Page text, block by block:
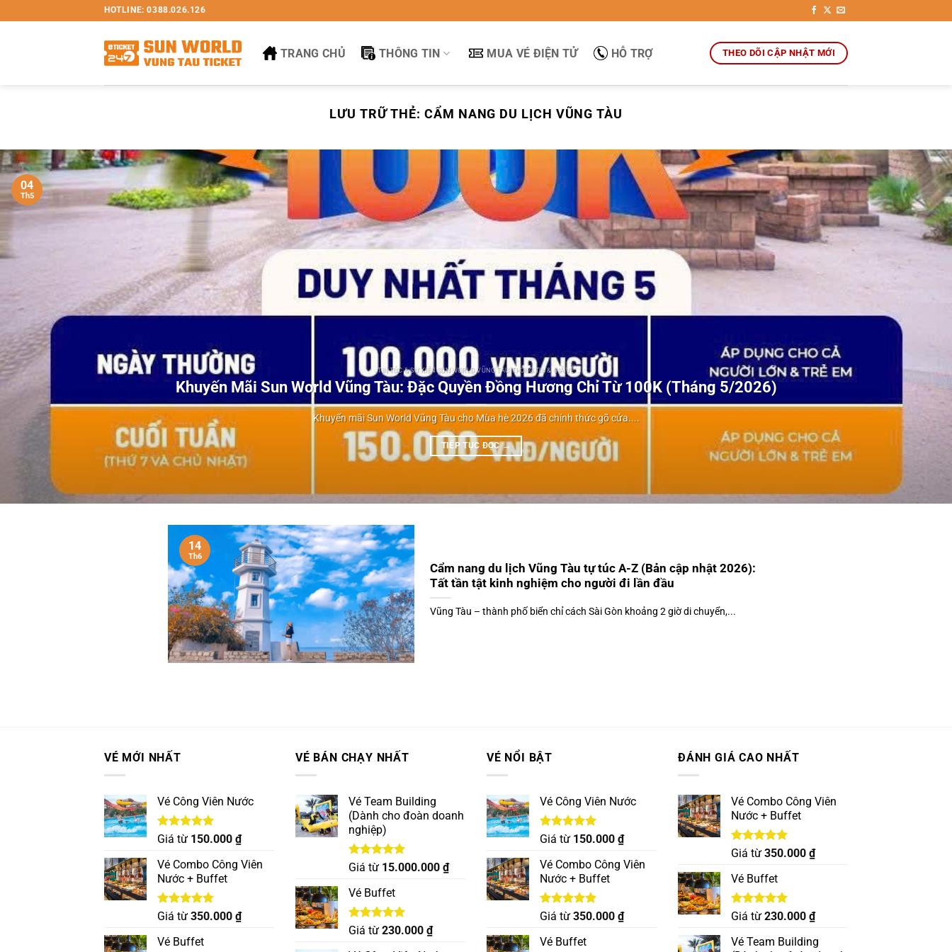
qua
HOTLINE: 0388.026.126
TRANG CHỦ THÔNG TIN MUA VÉ ĐIỆN TỬ HỖ TRỢ THEO DÕI CẬP NHẬT MỚI
LƯU TRỮ THẺ: CẨM NANG DU LỊCH VŨNG TÀU
TIN TỨC & SỰ KIỆN SUN WORLD VŨNG TÀU THÔNG TIN & GIÁ VÉ
Khuyến Mãi Sun World Vũng Tàu: Đặc Quyền Đồng Hương Chỉ Từ 100K (Tháng 5/2026)
Khuyến mãi Sun World Vũng Tàu cho Mùa hè 2026 đã chính thức gõ cửa....
TIẾP TỤC ĐỌC→
04
Th5
Cẩm nang du lịch Vũng Tàu tự túc A-Z (Bản cập nhật 2026):
Tất tần tật kinh nghiệm cho người đi lần đầu
Vũng Tàu – thành phố biển chỉ cách Sài Gòn khoảng 2 giờ di chuyển,...
14
Th6
VÉ MỚI NHẤT
Vé Công Viên Nước
Được xếp
5 sao
Giá từ 150.000 ₫
Vé Combo Công Viên
Nước + Buffet
Được xếp
5 sao
Giá từ 350.000 ₫
Vé Buffet
VÉ BÁN CHẠY NHẤT
Vé Team Building
(Dành cho đoàn doanh
nghiệp)
Được xếp
5 sao
Giá từ 15.000.000 ₫
Vé Buffet
Được xếp
Giá từ 230.000 ₫
VÉ NỔI BẬT
Vé Công Viên Nước
Được xếp
5 sao
Giá từ 150.000 ₫
Vé Combo Công Viên
Nước + Buffet
Được xếp
5 sao
Giá từ 350.000 ₫
Vé Buffet
ĐÁNH GIÁ CAO NHẤT
Vé Combo Công Viên
Nước + Buffet
Được xếp
5 sao
Giá từ 350.000 ₫
Vé Buffet
Được xếp
5 sao
Giá từ 230.000 ₫
Vé Team Building